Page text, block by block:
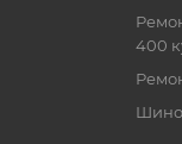
400